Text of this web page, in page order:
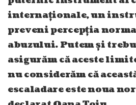
internaționale, un
preveni percepția
abuzului. Putem și
asigurăm că aceste
nu considerăm că
escaladare este noua